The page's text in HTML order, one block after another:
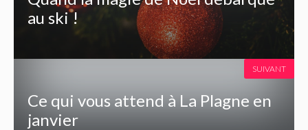
au ski !
Ce qui vous attend à La Plagne en
janvier
SUIVANT